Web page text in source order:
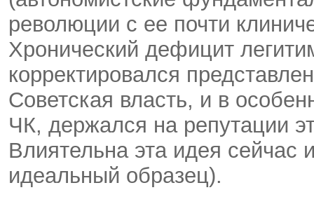
революции с ее почти
Хронический дефицит
корректировался
Советская власть, и в
ЧК, держался на репутации
Влиятельна эта идея
идеальный образец).